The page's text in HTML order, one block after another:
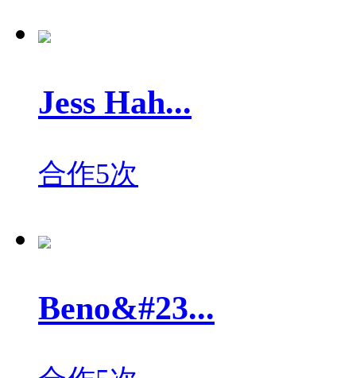
Jess Hah...
合作5次
Beno&#23...